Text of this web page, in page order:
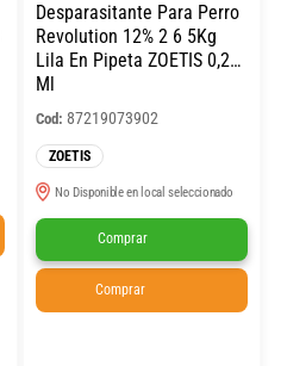
Desparasitante Para Perro
Revolution 12% 2 6 5Kg
Lila En Pipeta ZOETIS 0,25
Ml
Cod: 87219073902
ZOETIS
No Disponible en local seleccionado
Comprar
Comprar